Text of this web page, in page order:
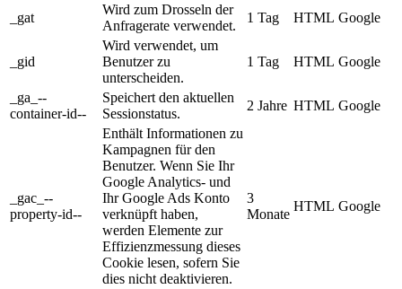
_gat
Wird zum Drosseln der
Anfragerate verwendet.
1 Tag HTML Google
_gid
Wird verwendet, um
Benutzer zu
unterscheiden.
1 Tag HTML Google
_ga_--
container-id--
Speichert den aktuellen
Sessionstatus.
2 Jahre HTML Google
_gac_--
property-id--
Enthält Informationen zu
Kampagnen für den
Benutzer. Wenn Sie Ihr
Google Analytics- und
Ihr Google Ads Konto
verknüpft haben,
werden Elemente zur
Effizienzmessung dieses
Cookie lesen, sofern Sie
dies nicht deaktivieren.
3
Monate
HTML Google